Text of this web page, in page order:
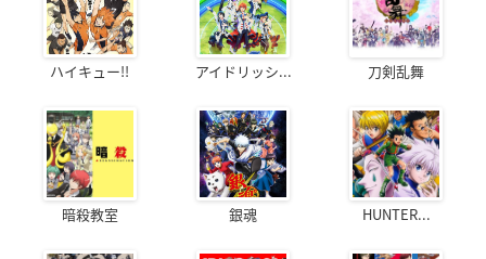
ハイキュー!! アイドリッシ... 刀剣乱舞
暗殺教室 銀魂 HUNTER...